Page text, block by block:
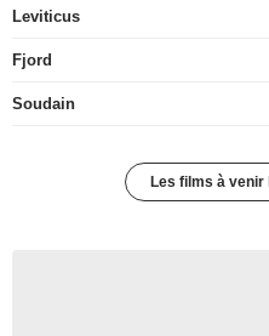
Leviticus
Fjord
Soudain
Les films à venir